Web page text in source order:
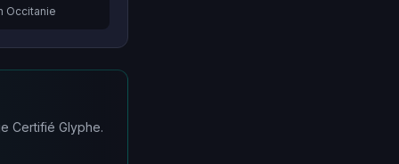
Occitanie
Certifié Glyphe.